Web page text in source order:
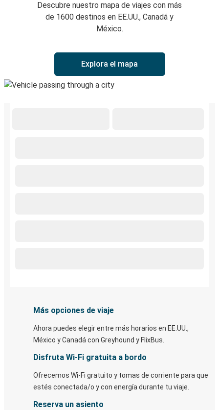
Descubre nuestro mapa de viajes con más
de 1600 destinos en EE.UU., Canadá y
México.
Explora el mapa
Más opciones de viaje
Ahora puedes elegir entre más horarios en EE.UU.,
México y Canadá con Greyhound y FlixBus.
Disfruta Wi-Fi gratuita a bordo
Ofrecemos Wi-Fi gratuito y tomas de corriente para que
estés conectada/o y con energía durante tu viaje.
Reserva un asiento